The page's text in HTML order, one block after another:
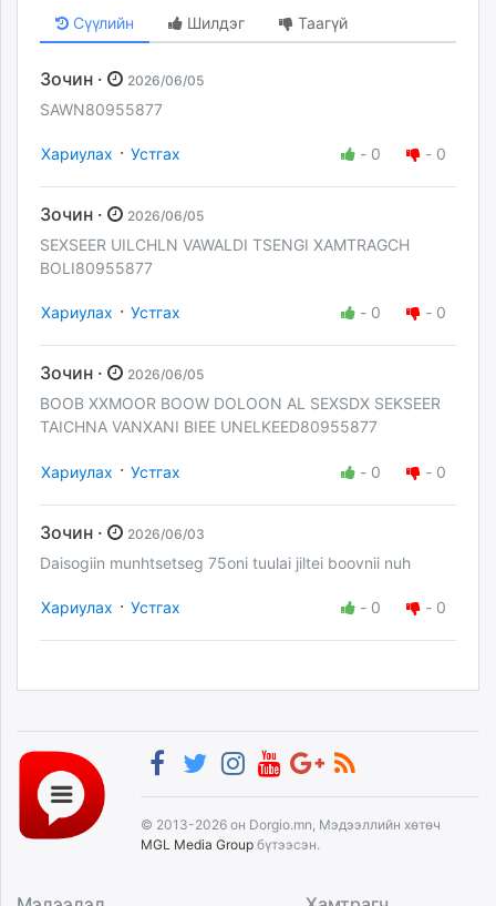
Сүүлийн Шилдэг Таагүй
Зочин · 2026/06/05
SAWN80955877
Хариулах · Устгах - 0 - 0
Зочин · 2026/06/05
SEXSEER UILCHLN VAWALDI TSENGI XAMTRAGCH
BOLI80955877
Хариулах · Устгах - 0 - 0
Зочин · 2026/06/05
BOOB XXMOOR BOOW DOLOON AL SEXSDX SEKSEER
TAICHNA VANXANI BIEE UNELKEED80955877
Хариулах · Устгах - 0 - 0
Зочин · 2026/06/03
Daisogiin munhtsetseg 75oni tuulai jiltei boovnii nuh
Хариулах · Устгах - 0 - 0
© 2013-2026 он Dorgio.mn, Мэдээллийн хөтөч
MGL Media Group бүтээсэн.